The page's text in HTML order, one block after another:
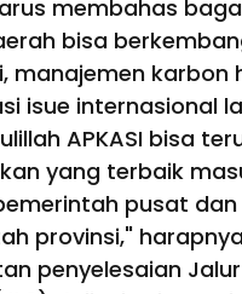
membahas
bisa
manajemen karbon
isue internasional
APKASI bisa
yang terbaik
pusat dan
provinsi,"
penyelesaian